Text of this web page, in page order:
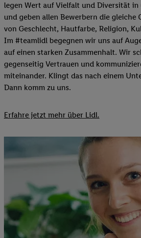
legen Wert auf Vielfalt und Diversität in
und geben allen Bewerbern die gleiche
von Geschlecht, Hautfarbe, Religion,
Im #teamlidl begegnen wir uns auf
auf einen starken Zusammenhalt. Wir
gegenseitig Vertrauen und
miteinander. Klingt das nach einem
Dann komm zu uns.​
Erfahre jetzt mehr über Lidl.